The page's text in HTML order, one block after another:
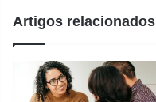
Artigos relacionados